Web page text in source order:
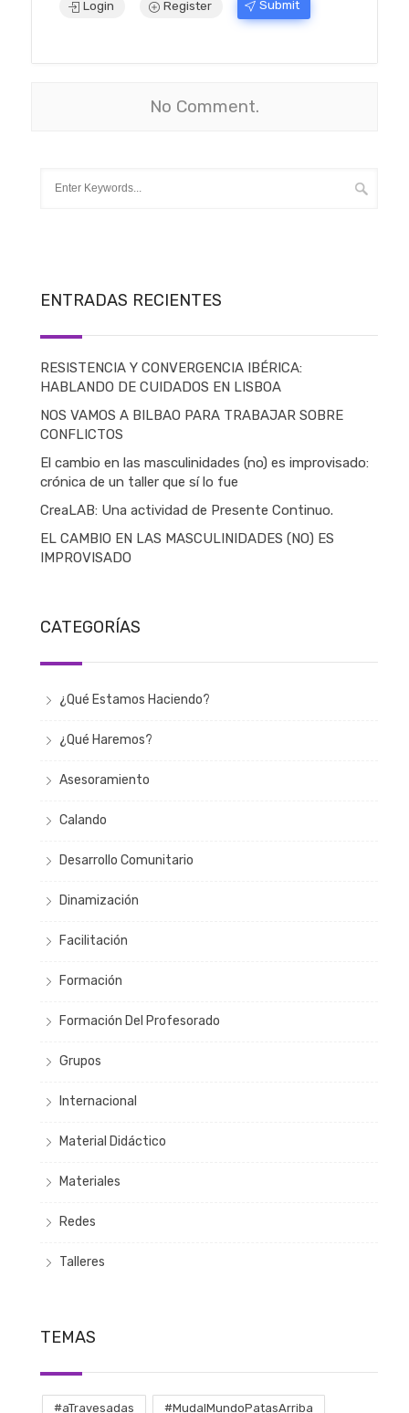
Login Register Submit
No Comment.
ENTRADAS RECIENTES
RESISTENCIA Y CONVERGENCIA IBÉRICA:
HABLANDO DE CUIDADOS EN LISBOA
NOS VAMOS A BILBAO PARA TRABAJAR SOBRE
CONFLICTOS
El cambio en las masculinidades (no) es improvisado:
crónica de un taller que sí lo fue
CreaLAB: Una actividad de Presente Continuo.
EL CAMBIO EN LAS MASCULINIDADES (NO) ES
IMPROVISADO
CATEGORÍAS
¿Qué Estamos Haciendo?
¿Qué Haremos?
Asesoramiento
Calando
Desarrollo Comunitario
Dinamización
Facilitación
Formación
Formación Del Profesorado
Grupos
Internacional
Material Didáctico
Materiales
Redes
Talleres
TEMAS
#aTravesadas #MudalMundoPatasArriba